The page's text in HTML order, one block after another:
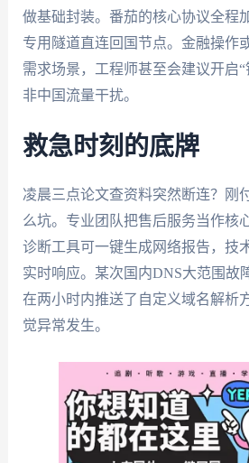
做基础封装。番茄的核心协议全程
专用隧道直连回国节点。金融操作
需求场景，工程师甚至会建议开启
非中国流量干扰。
救急时刻的底牌
凌晨三点论文查资料突然断连？刚
么坑。专业团队把售后服务当作核
诊断工具可一键生成网络报告，技
实时响应。某次国内DNS大范围故
在两小时内推送了自定义域名解析
觉异常发生。